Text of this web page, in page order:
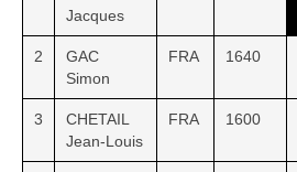
Jacques
2
GAC
Simon
FRA 1640
3
CHETAIL
Jean-Louis
FRA 1600